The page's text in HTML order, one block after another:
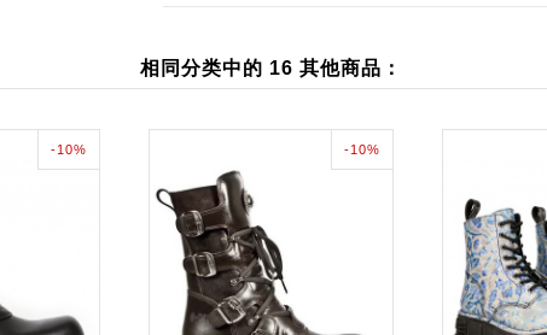
相同分类中的 16 其他商品：
-10% -10%